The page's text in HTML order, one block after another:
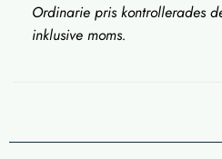
Ordinarie pris kontrollerades
inklusive moms.